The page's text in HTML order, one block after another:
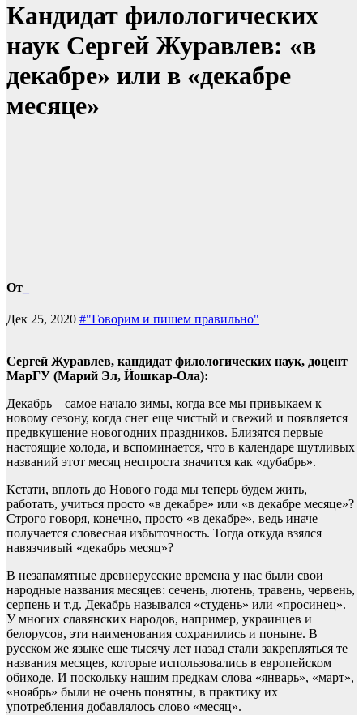
Кандидат филологических
наук Сергей Журавлев: «в
декабре» или в «декабре
месяце»
От
Дек 25, 2020 #"Говорим и пишем правильно"
Сергей Журавлев, кандидат филологических наук, доцент
МарГУ (Марий Эл, Йошкар-Ола):
Декабрь – самое начало зимы, когда все мы привыкаем к
новому сезону, когда снег еще чистый и свежий и появляется
предвкушение новогодних праздников. Близятся первые
настоящие холода, и вспоминается, что в календаре шутливых
названий этот месяц неспроста значится как «дубабрь».
Кстати, вплоть до Нового года мы теперь будем жить,
работать, учиться просто «в декабре» или «в декабре месяце»?
Строго говоря, конечно, просто «в декабре», ведь иначе
получается словесная избыточность. Тогда откуда взялся
навязчивый «декабрь месяц»?
В незапамятные древнерусские времена у нас были свои
народные названия месяцев: сечень, лютень, травень, червень,
серпень и т.д. Декабрь назывался «студень» или «просинец».
У многих славянских народов, например, украинцев и
белорусов, эти наименования сохранились и поныне. В
русском же языке еще тысячу лет назад стали закрепляться те
названия месяцев, которые использовались в европейском
обиходе. И поскольку нашим предкам слова «январь», «март»,
«ноябрь» были не очень понятны, в практику их
употребления добавлялось слово «месяц».